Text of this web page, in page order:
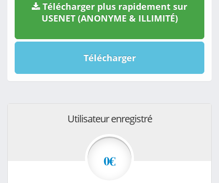
Télécharger plus rapidement sur
USENET (ANONYME & ILLIMITÉ)
Télécharger
Utilisateur enregistré
0€